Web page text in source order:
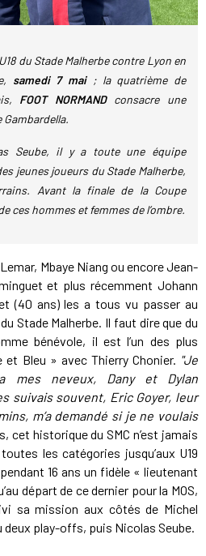
du Stade Malherbe contre Lyon en
samedi 7 mai; la quatrième de
FOOT NORMANDconsacre une
Gambardella.
Seube, il y a toute une équipe
jeunes joueurs du Stade Malherbe,
Avant la finale de la Coupe
ces hommes et femmes de l’ombre.
Mbaye Niang ou encore Jean-
et plus récemment Johann
(40 ans) les a tous vu passer au
Stade Malherbe. Il faut dire que du
bénévole, il est l’un des plus
Bleu » avec Thierry Chonier. "Je
mes neveux, Dany et Dylan
suivais souvent, Eric Goyer, leur
m’a demandé si je ne voulais
cet historique du SMC n’est jamais
les catégories jusqu’aux U19
16 ans un fidèle « lieutenant
départ de ce dernier pour la MOS,
sa mission aux côtés de Michel
deux play-offs, puis Nicolas Seube.